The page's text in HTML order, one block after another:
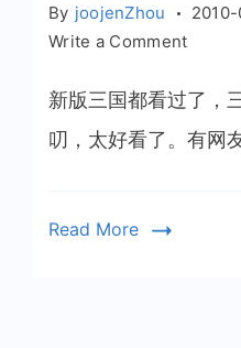
By joojenZhou
Write a Commenton
国
的
新
新版三国都看过了，
叨，太好看了。有网
Read More